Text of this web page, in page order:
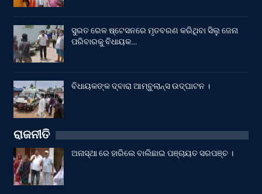
ସୁରତ ରେଳ ଷ୍ଟେସନରେ ମୃତବରଣ କରିଥିବା ସିଲୁ ଜେନା
ପରିବାରକୁ ବିଧାୟକ…
ବିଧାୟକଙ୍କ ଦ୍ବାରା ଆମ୍ବୁଲାନ୍ସ ଉଦ୍‌ଘାଟନ ।
ରାଜନୀତି
ଅନାସ୍ଥା ରେ ହାରିଲେ ବାଲିଛାଇ ପଞ୍ଚାୟତ ସରପଞ୍ଚ ।